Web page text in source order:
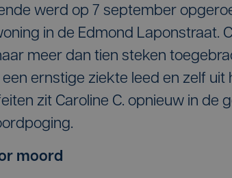
werd op 7 september
in de Edmond Laponstraat.
meer dan tien steken
ernstige ziekte leed en zelf uit
zit Caroline C. opnieuw in de
moord